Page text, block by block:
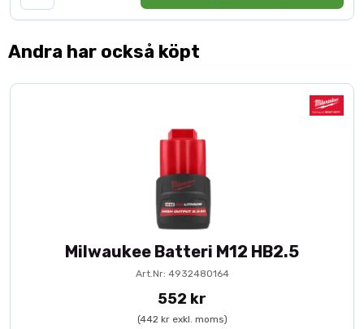
Andra har också köpt
Milwaukee Batteri M12 HB2.5
Art.Nr: 4932480164
552 kr
(442 kr exkl. moms)